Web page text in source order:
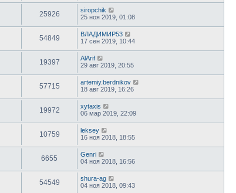
25926
siropchik
25 ноя 2019, 01:08
54849
ВЛАДИМИР53
17 сен 2019, 10:44
19397
AlArif
29 авг 2019, 20:55
57715
artemiy.berdnikov
18 авг 2019, 16:26
19972
xytaxis
06 мар 2019, 22:09
10759
leksey
16 ноя 2018, 18:55
6655
Genri
04 ноя 2018, 16:56
54549
shura-ag
04 ноя 2018, 09:43